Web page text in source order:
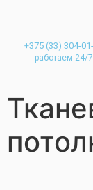
+375 (33) 304-
работаем 24/7